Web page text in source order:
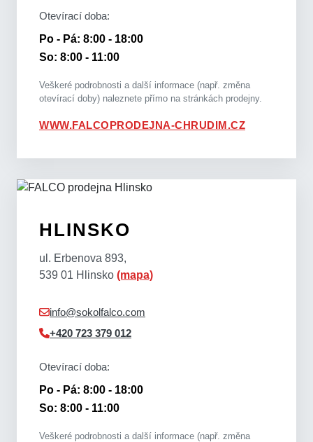
Otevírací doba:
Po - Pá: 8:00 - 18:00
So: 8:00 - 11:00
Veškeré podrobnosti a další informace (např. změna
otevírací doby) naleznete přímo na stránkách prodejny.
WWW.FALCOPRODEJNA-CHRUDIM.CZ
HLINSKO
ul. Erbenova 893,
539 01 Hlinsko (mapa)
info@sokolfalco.com
+420 723 379 012
Otevírací doba:
Po - Pá: 8:00 - 18:00
So: 8:00 - 11:00
Veškeré podrobnosti a další informace (např. změna